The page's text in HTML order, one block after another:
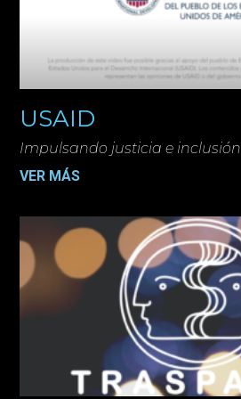
USAID
Impulsando justicia e inclusión
VER MÁS